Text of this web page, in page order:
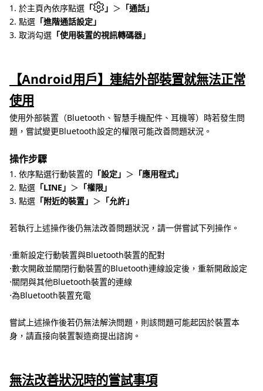
1. 於主頁內依序點選 「 」 ＞ 「通話」
2. 點選 「進階通話設定」
3. 取消勾選 「使用裝置的視訊轉碼器」
【Android用戶】連結外部裝置就無法正常
使用
使用外部裝置（Bluetooth、智慧手機配件、耳機等）時若發生問
題，嘗試變更Bluetooth設定的權限可能改善問題狀況。
操作步驟
1. 依序點選行動裝置的 「設定」 ＞ 「應用程式」
2. 點選 「LINE」 ＞ 「權限」
3. 點選 「附近的裝置」 ＞ 「允許」
若執行上述操作後仍無法改善問題狀況，請一併嘗試下列操作。
⋅重新設定行動裝置與Bluetooth裝置的配對
⋅數次開啟並關閉行動裝置的Bluetooth連線設定後，重新開啟設定
⋅關閉與其他Bluetooth裝置的連線
⋅為Bluetooth裝置充電
嘗試上述操作後若仍無法解決問題，則該問題可能起因於裝置本
身，請直接向裝置製造商提出諮詢。
無法改善狀況時的嘗試事項